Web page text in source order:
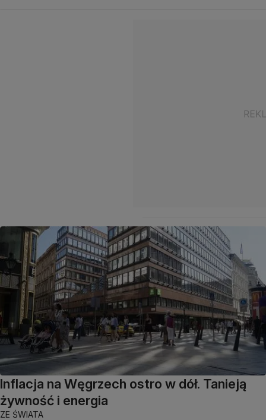
Inflacja na Węgrzech ostro w dół. Tanieją
żywność i energia
ZE ŚWIATA